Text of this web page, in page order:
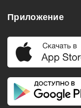
Удобства
Балкон
Холодильник
Телевизор
Кондиционер
Приложение